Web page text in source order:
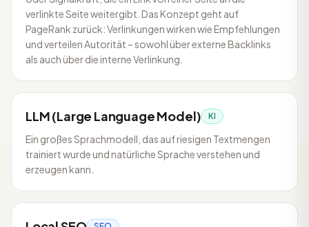
verlinkte Seite weitergibt. Das Konzept geht auf
PageRank zurück: Verlinkungen wirken wie Empfehlungen
und verteilen Autorität – sowohl über externe Backlinks
als auch über die interne Verlinkung.
LLM (Large Language Model) KI
Ein großes Sprachmodell, das auf riesigen Textmengen
trainiert wurde und natürliche Sprache verstehen und
erzeugen kann.